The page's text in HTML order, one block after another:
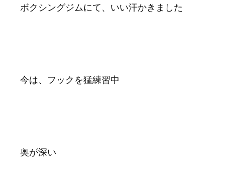
ボクシングジムにて、いい汗かきました
今は、フックを猛練習中
奥が深い